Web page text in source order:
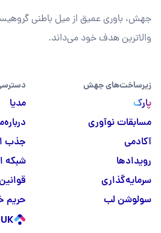
جهش، باوری عمیق از میل باطنی
والاترین هدف خود می‌داند.
زیرساخت‌های جهش
پارک
مسابقات نوآوری
آکادمی
رویدادها
سرمایه‌گذاری
سولوشن لب
مدیا
جذب
شبکه